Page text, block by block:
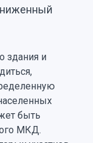
здания и
быть
МКД.